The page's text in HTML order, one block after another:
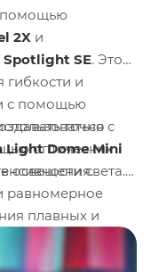
помощью
2X и
Spotlight SE. Это
гибкости и
с помощью
точно
оптических
освещения.
с
Light Dome Mini
света.
равномерное
плавных и